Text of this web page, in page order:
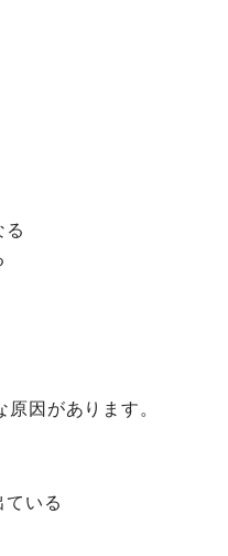
る
因があります。
いる